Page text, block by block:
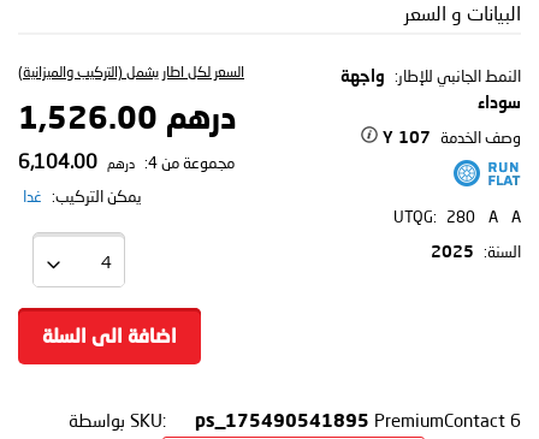
البيانات و السعر
النمط الجانبي للإطار:
واجهة
سوداء
وصف الخدمة 107 Y
UTQG: 280 A
A
السنة:
2025
السعر لكل اطار يشمل (التركيب والميزانية)
درهم 1,526.00
مجموعة من 4: درهم
يمكن التركيب: غدا
اضافة الى السلة
SKU: ps_175490541895 PremiumContact 6
بواسطة